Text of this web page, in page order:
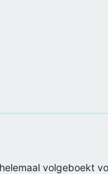
volgeboekt